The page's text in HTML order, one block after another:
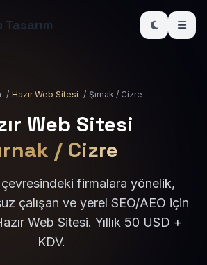
Tasarım
/ Hazır Web Sitesi / Şırnak / Cizre
Web Sitesi
/ Cizre
çevresindeki firmalara yönelik,
çalışan ve yerel SEO/AEO için
Web Sitesi. Yıllık 50 USD +
KDV.